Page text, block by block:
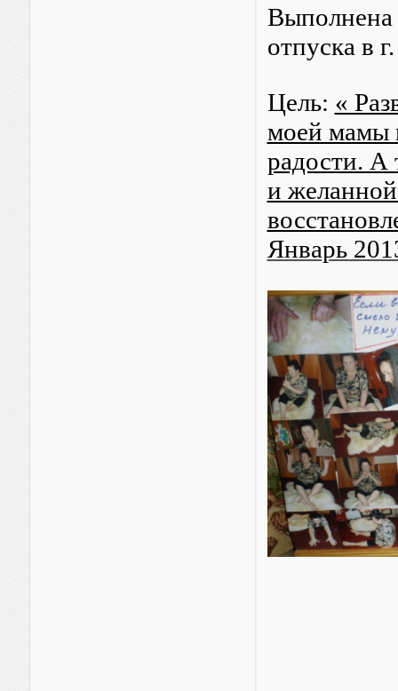
Выполнена
отпуска в
Цель: «
моей мамы
радости. А
и
Январь